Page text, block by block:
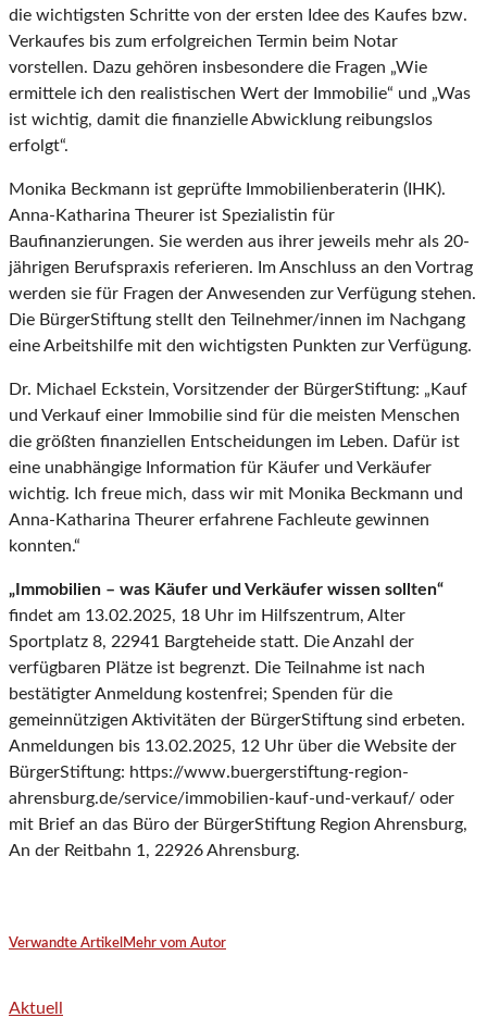
die wichtigsten Schritte von der ersten Idee des Kaufes bzw.
Verkaufes bis zum erfolgreichen Termin beim Notar
vorstellen. Dazu gehören insbesondere die Fragen „Wie
ermittele ich den realistischen Wert der Immobilie“ und „Was
ist wichtig, damit die finanzielle Abwicklung reibungslos
erfolgt“.
Monika Beckmann ist geprüfte Immobilienberaterin (IHK).
Anna-Katharina Theurer ist Spezialistin für
Baufinanzierungen. Sie werden aus ihrer jeweils mehr als 20-
jährigen Berufspraxis referieren. Im Anschluss an den Vortrag
werden sie für Fragen der Anwesenden zur Verfügung stehen.
Die BürgerStiftung stellt den Teilnehmer/innen im Nachgang
eine Arbeitshilfe mit den wichtigsten Punkten zur Verfügung.
Dr. Michael Eckstein, Vorsitzender der BürgerStiftung: „Kauf
und Verkauf einer Immobilie sind für die meisten Menschen
die größten finanziellen Entscheidungen im Leben. Dafür ist
eine unabhängige Information für Käufer und Verkäufer
wichtig. Ich freue mich, dass wir mit Monika Beckmann und
Anna-Katharina Theurer erfahrene Fachleute gewinnen
konnten.“
„Immobilien – was Käufer und Verkäufer wissen sollten“
findet am 13.02.2025, 18 Uhr im Hilfszentrum, Alter
Sportplatz 8, 22941 Bargteheide statt. Die Anzahl der
verfügbaren Plätze ist begrenzt. Die Teilnahme ist nach
bestätigter Anmeldung kostenfrei; Spenden für die
gemeinnützigen Aktivitäten der BürgerStiftung sind erbeten.
Anmeldungen bis 13.02.2025, 12 Uhr über die Website der
BürgerStiftung: https://www.buergerstiftung-region-
ahrensburg.de/service/immobilien-kauf-und-verkauf/ oder
mit Brief an das Büro der BürgerStiftung Region Ahrensburg,
An der Reitbahn 1, 22926 Ahrensburg.
Verwandte Artikel Mehr vom Autor
Aktuell